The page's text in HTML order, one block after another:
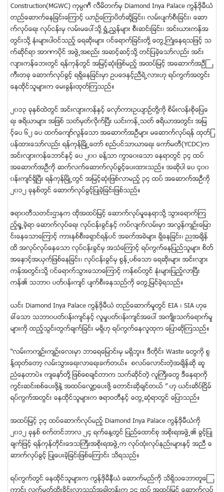
Construction(MGWC) ကုမၸဏီ လီမိတက္မွ Diamond Inya Palace ကြန္ဒိုမီယံ
တည္ေဆာက္ေနျခင္းေၾကာင့္ ယာဥ္ေၾကာပိတ္ဆို႔ျခင္း၊ လမ္းပ်က္စီးျခင္း၊ ေဆာ
က္လုပ္ေရး လုပ္ငန္းမွ လမ္းမေပၚသို႔ ရႊံ႕ညႊန္မ်ား စီးဆင္းျခင္း၊ အင္းယားကန္အ
တြင္းသို႔ ႏုံးမ်ားပါဝင္သည့္ ေရဆိုးမ်ား ၀င္ေရာက္ျခင္းတို႔ ေတြ႕ႀကံဳေနရသျဖင့္ သ
က္ဆုိင္ရာ အာဏာပိုင္ အဖြဲ႕အစည္း အဆင့္ဆင့္သို႔ တင္ျပခဲ့ေသာ္လည္း အင္း
လ်ားကန္ေဘးတြင္ ရန္ကုန္တြင္ အျမင့္ဆုံးျဖစ္မည့္ အထပ္ျမင့္ အေဆာက္အဦႀ
ကီးတခု ေဆာက္လုပ္ခြင့္ ရရွိေနျခင္းမွာ ဥပေဒႏွင့္ညီရဲ႕လားဟု ရပ္ကြက္အတြင္း
ေနထုိင္သူမ်ားက ေမးခြန္းထုတ္ၾကသည္။
၂၀၁၃ ခုႏွစ္ထဲတြင္ အင္းလ်ားကန္ႏွင့္ ေလွာ္ကားဥယ်ာဥ္တို႔ကို စိမ္းလန္းစိုေျပေ
ရး ဧရိယာမ်ား အျဖစ္ သတ္မွတ္လိုက္ၿပီး ယင္းကန္႕သတ္ ဧရိယာအတြင္း အျမ
င့္ေပ ၆၂ ေပ ထက္ေက်ာ္လြန္ေသာ အေဆာက္အဦမ်ား မေဆာက္လုပ္ရန္ ထုတ္ျ
ပန္ထားေသာ္လည္း ရန္ကုန္ၿမိဳ႕ေတာ္ စည္ပင္သာယာေရး ေကာ္မတီ(YCDC)က
အင္းလ်ားကန္ေဘာင္ႏွင့္ ေပ ၂၀၀ ခန္႔သာ ကြာေ၀းေသာ ေနရာတြင္ ၃၄ ထပ္
အေဆာက္အဦကို ဆက္လက္ေဆာက္လုပ္ခြင့္ေပးထားသည္။ အဆိုပါ ေပ ၄၀၀
၀န္းက်င္ရွိျပီး ရန္ကုန္ၿမိဳ႕တြင္ အျမင့္ဆံုးျဖစ္လာမည့္ ၃၄ ထပ္ အေဆာက္အဦကို
၂၀၁၂ ခုႏွစ္တြင္ ေဆာက္လုပ္ခြင့္ျပဳခဲ့ျခင္းျဖစ္သည္။
ဧရာ၀တီသတင္းဌာနက ထိုအထပ္ျမင့္ ေဆာက္လုပ္မႈေနရာသို႔ သြားေရာက္ၾက
ည့္႐ႈ႕ခဲ့ရာ ေဆာက္လုပ္ေရး လုပ္ငန္းခြင္ႏွင့္ ကပ္လ်က္လမ္းမွာ အလြန္က်ဥ္းေျမာ
င္းေနေသာေၾကာင့္ ကားႏွစ္စီးေရွာင္ရန္ပင္ အခက္အခဲမ်ား ရွိေနျခင္း၊ ညအခ်ိန္
ထိ အလုပ္လုပ္ေနေသာ လုပ္ငန္းခြင္မွ အသံေၾကာင့္ ရပ္ကြက္ေနျပည္သူမ်ား စိတ္
အေႏွာင့္အယွက္ျဖစ္ေနျခင္း၊ လုပ္ငန္းခြင္မွ စြန္႕ပစ္ေသာ ေရဆိုးမ်ား အင္းလ်ား
ကန္အတြင္းသို႔ ၀င္ေရာက္သြားေသာေၾကာင့္ ကန္စပ္တြင္ ႏုံးမ်ားျပည့္လာျပီး
ကန္၏ သဘာ၀ ပတ္၀န္းက်င္ ပ်က္စီးေနသည္ကို ေတြ႕ျမင္ခဲ့ရသည္။
ယင္း Diamond Inya Palace ကြန္ဒိုမီယံ တည္ေဆာက္မႈတြင္ EIA ၊ SIA ဟုေ
ခၚေသာ သဘာ၀ပတ္၀န္းက်င္ႏွင့္ လူမႈပတ္၀န္းက်င္အေပၚ အက်ိဳးသက္ေရာက္မႈ
မ်ားကို ထည့္သြင္းတြက္ခ်က္ျခင္း မရွိဟု ရပ္ကြက္ေနလူထုက ေျပာဆိုၾကသည္။
“လမ္းကက်ဥ္းက်ဥ္းေလးမွာ ဘာေရေျမာင္းမွ မရွိဘူး။ ဒီတိုင္း Waste ေတြကို စြ
န္႔ထုတ္ေတာ့ လမ္းသြားေရးလာေရးခက္တယ္။ စလပ္ေလာင္းတဲ့အခ်ိန္ဆို ဆူ
ညံေနတာပဲ။ က်ေနာ္တို႔ ျဖစ္ေစခ်င္တာက သက္ဆုိင္တဲ့ လူႀကီးေတြ ဒီေနရာကို
ကြင္းဆင္းစစ္ေပးဖုိ႔နဲ႔ အထပ္ေလွ်ာ့ေပးဖို႔ ေတာင္းဆုိခ်င္တယ္ ” ဟု ယင္းဆိပ္ၿငိမ္
ရပ္ကြက္အတြင္း ေနထိုင္သူမ်ားက ဧရာဝတီႏွင့္ ေတြ႕ဆံုရာတြင္ ေျပာသည္။
အထပ္ျမင့္ ၃၄ ထပ္ေဆာက္လုပ္မည့္ Diamond Inya Palace ကြန္ဒိုမီယံကို
၂၀၁၂ ခုႏွစ္ စက္တင္ဘာလ ၂၄ ရက္ေန႔တြင္ ျပည္ေထာင္စု အစိုးရအဖြဲ႕၏ ခြင့္ျပဳ
ခ်က္ျဖင့္ ရန္ကုန္တိုင္းေဒသႀကီးအစိုးရအဖြဲ႕က လုပ္ထုံးလုပ္နည္းမ်ားႏွင့္ အညီ ေ
ဆာက္လုပ္ခြင့္ ျပဳေပးခဲ့ျခင္းျဖစ္ေၾကာင္း သိရသည္။
ရပ္ကြက္တြင္ ေနထိုင္သူမ်ားက ကြန္ဒိုမီနီယံ ေဆာက္မည္ကို သိရွိသေဘာတူေၾ